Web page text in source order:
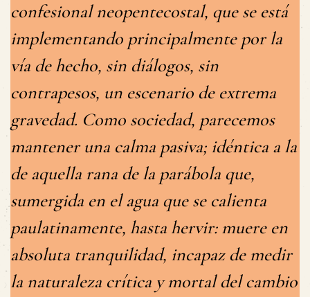
confesional neopentecostal, que se está
implementando principalmente por la
vía de hecho, sin diálogos, sin
contrapesos, un escenario de extrema
gravedad. Como sociedad, parecemos
mantener una calma pasiva; idéntica a la
de aquella rana de la parábola que,
sumergida en el agua que se calienta
paulatinamente, hasta hervir: muere en
absoluta tranquilidad, incapaz de medir
la naturaleza crítica y mortal del cambio